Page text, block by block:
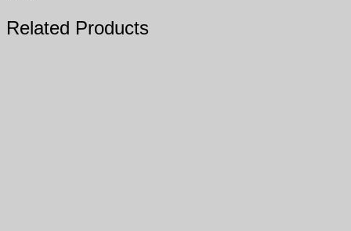
Related Products